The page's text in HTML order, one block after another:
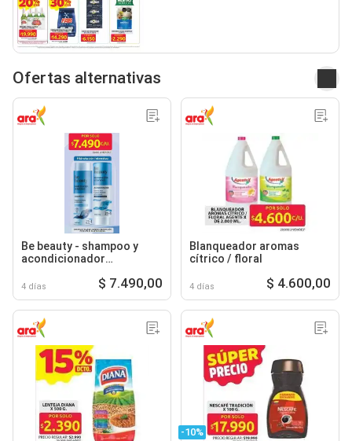
Ofertas alternativas
Be beauty - shampoo y
acondicionador
4 días $ 7.490,00
Blanqueador aromas
cítrico / floral
4 días $ 4.600,00
-10%